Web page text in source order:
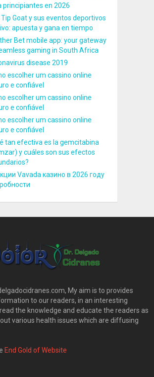
principiantes en 2026
Goat y sus eventos deportivos
apuesta y gana en tiempo
Bet mobile app: your gateway
gaming in South Africa
disease 2019
escolher um cassino online
e confiável
escolher um cassino online
e confiável
escolher um cassino online
e confiável
tan efectiva es la gemcitabina
y cuáles son sus efectos
Vavada казино в 2026 году
My aim is to provides
to our readers, in an interesting
the knowledge and educate the readers as
various health issues which are diffusing
End Gold of Website